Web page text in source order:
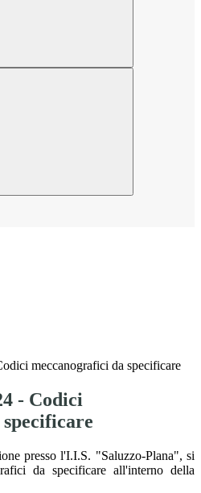
meccanografici da specificare
- Codici
presso l'I.I.S. "Saluzzo-Plana", si
da specificare all'interno della